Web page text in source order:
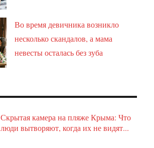
Во время девичника возникло
несколько скандалов, а мама
невесты осталась без зуба
Скрытая камера на пляже Крыма: Что
люди вытворяют, когда их не видят...